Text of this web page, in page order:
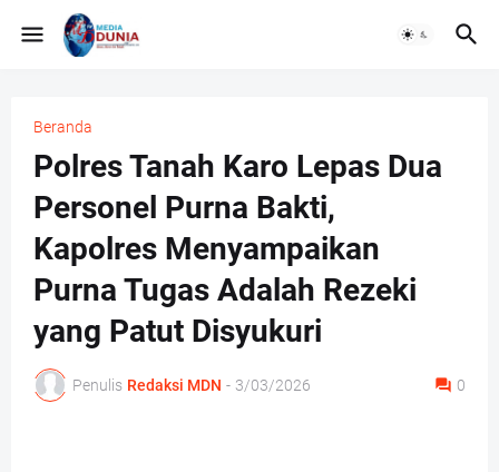
Beranda
Polres Tanah Karo Lepas Dua
Personel Purna Bakti,
Kapolres Menyampaikan
Purna Tugas Adalah Rezeki
yang Patut Disyukuri
Penulis Redaksi MDN - 3/03/2026 0